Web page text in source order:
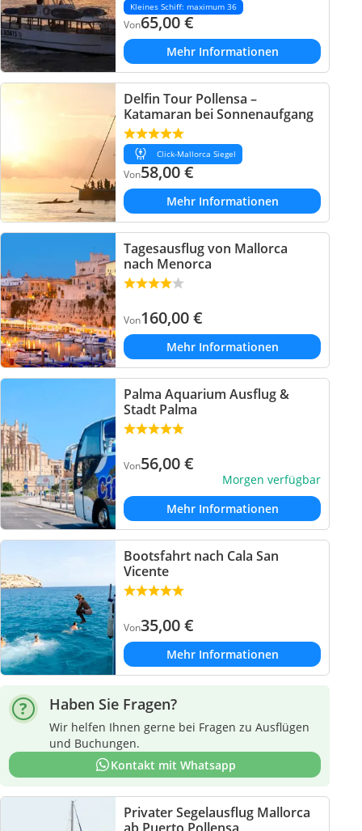
Kleines Schiff: maximum 36
Von65,00€
Mehr Informationen
Delfin Tour Pollensa –
Katamaran bei Sonnenaufgang
Click-Mallorca Siegel
Von58,00€
Mehr Informationen
Tagesausflug von Mallorca
nach Menorca
Von160,00€
Mehr Informationen
Palma Aquarium Ausflug &
Stadt Palma
Von56,00€
Morgen verfügbar
Mehr Informationen
Bootsfahrt nach Cala San
Vicente
Von35,00€
Mehr Informationen
Haben Sie Fragen?
Wir helfen Ihnen gerne bei Fragen zu Ausflügen
und Buchungen.
Kontakt mit Whatsapp
Privater Segelausflug Mallorca